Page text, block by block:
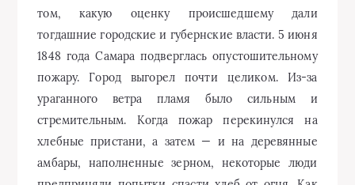
том, какую оценку происшедшему дали
тогдашние городские и губернские власти. 5 июня
1848 года Самара подверглась опустошительному
пожару. Город выгорел почти целиком. Из-за
ураганного ветра пламя было сильным и
стремительным. Когда пожар перекинулся на
хлебные пристани, а затем — и на деревянные
амбары, наполненные зерном, некоторые люди